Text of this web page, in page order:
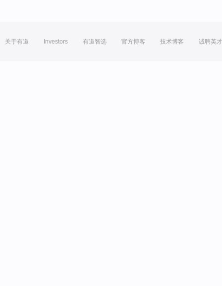
关于有道 Investors 有道智选 官方博客 技术博客 诚聘英才